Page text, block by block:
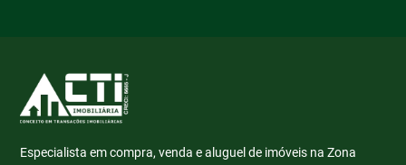
Especialista em compra, venda e aluguel de imóveis na Zona